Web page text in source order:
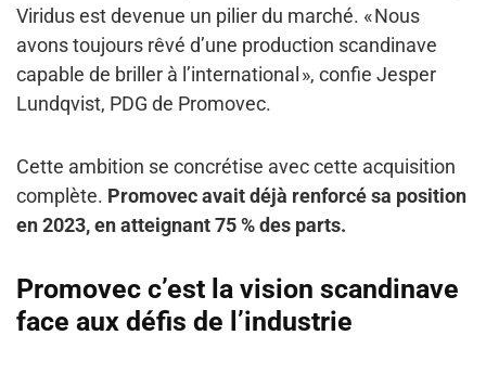
Viridus est devenue un pilier du marché. « Nous
avons toujours rêvé d’une production scandinave
capable de briller à l’international », confie Jesper
Lundqvist, PDG de Promovec.
Cette ambition se concrétise avec cette acquisition
complète. Promovec avait déjà renforcé sa position
en 2023, en atteignant 75 % des parts.
Promovec c’est la vision scandinave
face aux défis de l’industrie